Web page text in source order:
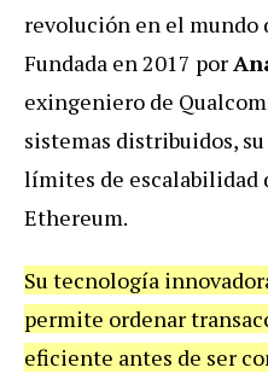
revolución en el mundo
Fundada en 2017 por
exingeniero de
sistemas distribuidos,
límites de escalabilidad
Ethereum.
Su tecnología
permite ordenar
eficiente antes de ser